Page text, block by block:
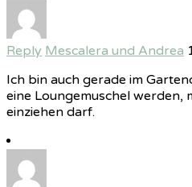
Reply Mescalera und Andrea
Ich bin auch gerade im
eine Loungemuschel werden,
einziehen darf.